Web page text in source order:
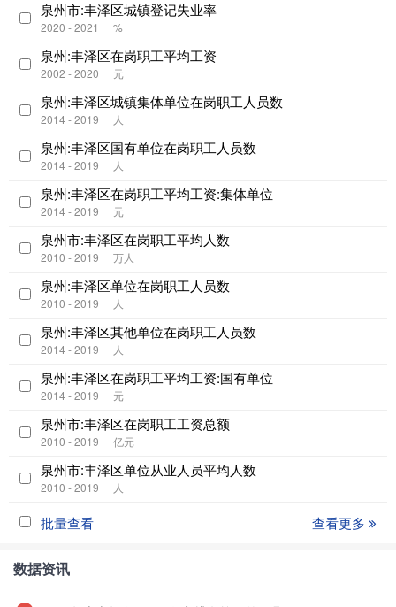
泉州市:丰泽区城镇登记失业率
2020 - 2021 %
泉州:丰泽区在岗职工平均工资
2002 - 2020 元
泉州:丰泽区城镇集体单位在岗职工人员数
2014 - 2019 人
泉州:丰泽区国有单位在岗职工人员数
2014 - 2019 人
泉州:丰泽区在岗职工平均工资:集体单位
2014 - 2019 元
泉州市:丰泽区在岗职工平均人数
2010 - 2019 万人
泉州:丰泽区单位在岗职工人员数
2010 - 2019 人
泉州:丰泽区其他单位在岗职工人员数
2014 - 2019 人
泉州:丰泽区在岗职工平均工资:国有单位
2014 - 2019 元
泉州市:丰泽区在岗职工工资总额
2010 - 2019 亿元
泉州市:丰泽区单位从业人员平均人数
2010 - 2019 人
批量查看 查看更多
数据资讯